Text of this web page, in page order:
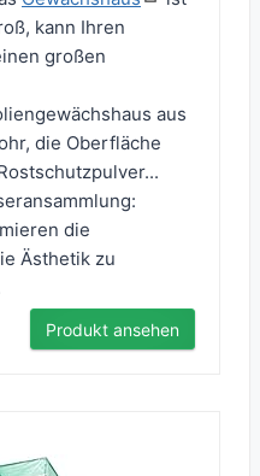
kann Ihren
großen
aus
die Oberfläche
die
Ästhetik zu
Produkt ansehen